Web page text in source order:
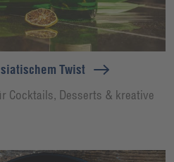
Twist
Cocktails, Desserts & kreative